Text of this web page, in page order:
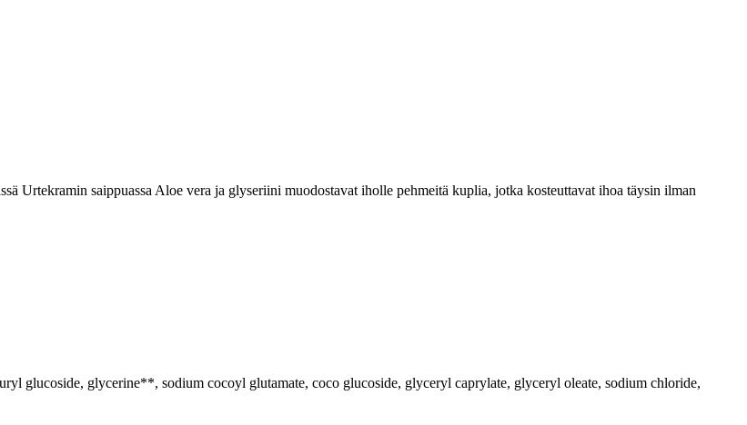
Urtekramin saippuassa Aloe vera ja glyseriini muodostavat iholle pehmeitä kuplia, jotka kosteuttavat ihoa täysin ilman
glucoside, glycerine**, sodium cocoyl glutamate, coco glucoside, glyceryl caprylate, glyceryl oleate, sodium chloride,